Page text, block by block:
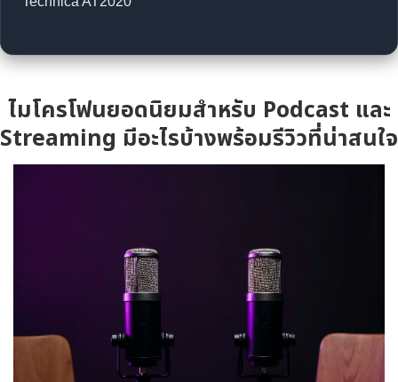
ไมโครโฟนยอดนิยมสำหรับ Podcast และ
Streaming มีอะไรบ้างพร้อมรีวิวที่น่าสนใจ